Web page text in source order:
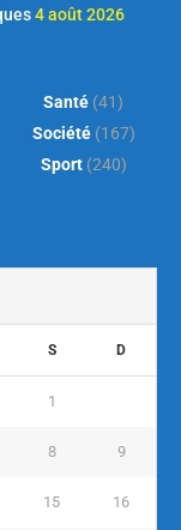
4 août 2026
Santé (41)
Société(167)
Sport(240)
S D
1
8 9
15 16